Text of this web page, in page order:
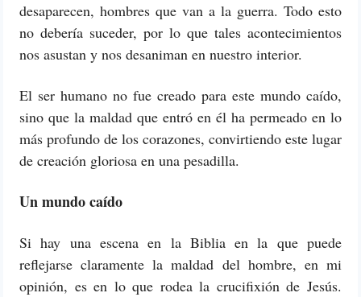
desaparecen, hombres que van a la guerra. Todo esto
no debería suceder, por lo que tales acontecimientos
nos asustan y nos desaniman en nuestro interior.
El ser humano no fue creado para este mundo caído,
sino que la maldad que entró en él ha permeado en lo
más profundo de los corazones, convirtiendo este lugar
de creación gloriosa en una pesadilla.
Un mundo caído
Si hay una escena en la Biblia en la que puede
reflejarse claramente la maldad del hombre, en mi
opinión, es en lo que rodea la crucifixión de Jesús.